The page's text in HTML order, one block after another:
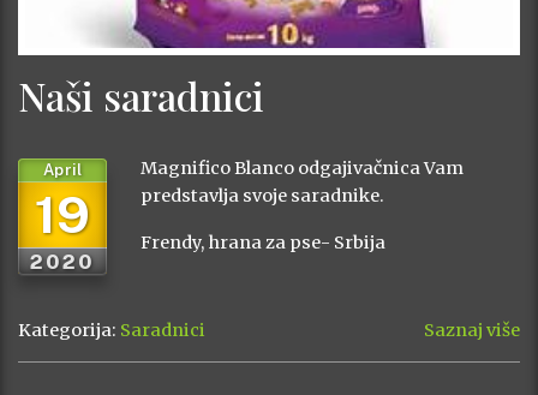
Naši saradnici
19
April
2020
Magnifico Blanco odgajivačnica Vam
predstavlja svoje saradnike.
Frendy, hrana za pse- Srbija
Kategorija: Saradnici Saznaj više